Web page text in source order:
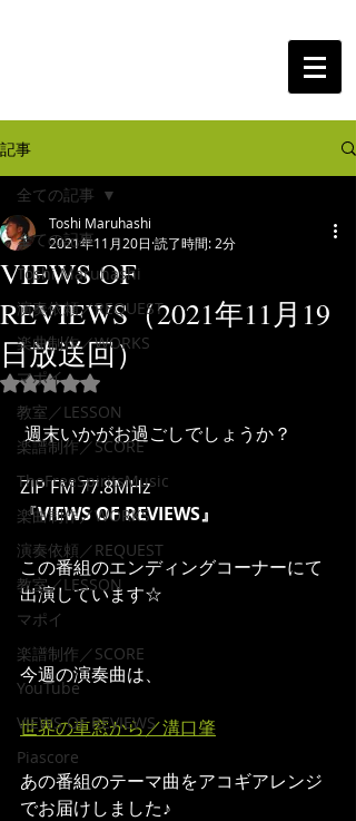
記事
全ての記事
Toshi Maruhashi
演奏依頼／REQUEST
楽曲制作／WORKS
マポイ
教室／LESSON
楽譜制作／SCORE
TheFreeSpiritsMusic
楽曲制作／WORKS
演奏依頼／REQUEST
教室／LESSON
マポイ
楽譜制作／SCORE
YouTube
VIEWS OF REVIEWS
Piascore
全ての記事
VIEWS OF
REVIEWS（2021年11月19
日放送回）
Toshi Maruhashi
2021年11月20日 読了時間: 2分
5つ星のうちNaNと評価されています。
週末いかがお過ごしでしょうか？
ZIP FM 77.8MHz
『VIEWS OF REVIEWS』
この番組のエンディングコーナーにて
出演しています☆
今週の演奏曲は、
世界の車窓から／溝口肇
あの番組のテーマ曲をアコギアレンジ
でお届けしました♪